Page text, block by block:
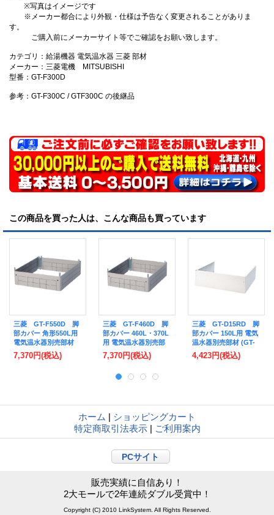
※写真はイメージです
※メーカー都合により外観・仕様は予告なく変更されることがありま
す。
ご購入前にメーカーサイト等でご確認をお願い致します。
カテゴリ：給湯機器 電気温水器 三菱 部材
メーカー：三菱電機 MITSUBISHI
型番：GT-F300D
参考：GT-F300C / GTF300C の後継品
この商品を買った人は、こんな商品も買っています
三菱 GT-F550D 脚
部カバー 角形550L用
電気温水器別売部材
(GT-F550C の後継品)
[♪■【本体同時購入の
7,370円(税込)
三菱 GT-F460D 脚
部カバー 460L・370L
用 電気温水器別売部
材 (GT-F460C の後継
品) [♪■【本体同時購入
7,370円(税込)
三菱 GT-D15RD 脚
部カバー 150L用 電気
温水器別売部材 (GT-
D15RC の後継品)
[♪■【本体同時購入の
4,423円(税込)
ホーム | ショッピングカート
特定商取引法表示 | ご利用案内
PCサイト
販売実績に自信あり！
2大モールで2年連続ダブル受賞中！
Copyright (C) 2010 LinkSystem. All Rights Reserved.